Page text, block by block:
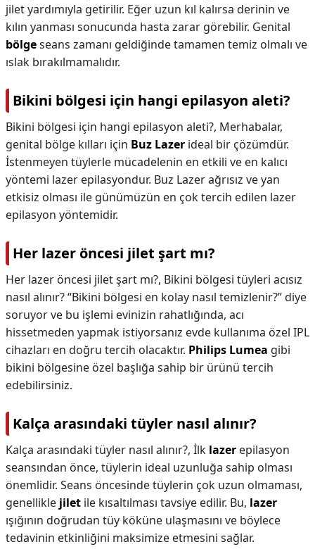
jilet yardımıyla getirilir. Eğer uzun kıl kalırsa derinin ve
kılın yanması sonucunda hasta zarar görebilir. Genital
bölgeseans zamanı geldiğinde tamamen temiz olmalı ve
ıslak bırakılmamalıdır.
Bikini bölgesi için hangi epilasyon aleti?
Bikini bölgesi için hangi epilasyon aleti?, Merhabalar,
genital bölge kılları için Buz Lazer ideal bir çözümdür.
İstenmeyen tüylerle mücadelenin en etkili ve en kalıcı
yöntemi lazer epilasyondur. Buz Lazer ağrısız ve yan
etkisiz olması ile günümüzün en çok tercih edilen lazer
epilasyon yöntemidir.
Her lazer öncesi jilet şart mı?
Her lazer öncesi jilet şart mı?, Bikini bölgesi tüyleri acısız
nasıl alınır? “Bikini bölgesi en kolay nasıl temizlenir?” diye
soruyor ve bu işlemi evinizin rahatlığında, acı
hissetmeden yapmak istiyorsanız evde kullanıma özel IPL
cihazları en doğru tercih olacaktır. Philips Lumea gibi
bikini bölgesine özel başlığa sahip bir ürünü tercih
edebilirsiniz.
Kalça arasındaki tüyler nasıl alınır?
Kalça arasındaki tüyler nasıl alınır?, İlk lazer epilasyon
seansından önce, tüylerin ideal uzunluğa sahip olması
önemlidir. Seans öncesinde tüylerin çok uzun olmaması,
genellikle jilet ile kısaltılması tavsiye edilir. Bu, lazer
ışığının doğrudan tüy köküne ulaşmasını ve böylece
tedavinin etkinliğini maksimize etmesini sağlar.